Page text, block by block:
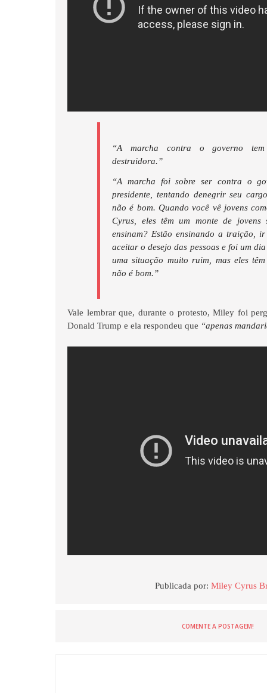
“A marcha contra o governo
destruidora.”
“A marcha foi sobre ser contra o
presidente, tentando denegrir seu
não é bom. Quando você vê jovens
Cyrus, eles têm um monte de jovens
ensinam? Estão ensinando a traição,
aceitar o desejo das pessoas e foi um
uma situação muito ruim, mas eles
não é bom.”
Vale lembrar que, durante o protesto, Miley foi
Donald Trump e ela respondeu que “apenas
Publicada por:Miley Cyrus
COMENTE A POSTAGEM!